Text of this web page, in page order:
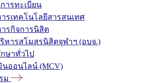
ารทะเบียน
รเทคโนโลยีสารสนเทศ
รกิจการนิสิต
หารสโมสรนิสิตจุฬาฯ (อบจ.)
ษาทั่วไป
นออนไลน์ (MCV)
ม